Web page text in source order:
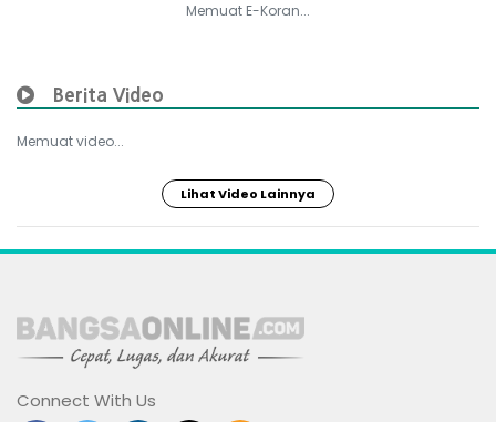
Memuat E-Koran...
Berita Video
Memuat video...
Lihat Video Lainnya
Connect With Us